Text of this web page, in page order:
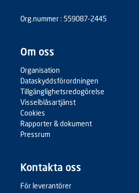
Org.nummer : 559087-2445
Om oss
Organisation
Dataskyddsförordningen
Tillgänglighetsredogörelse
Visselblåsartjänst
Cookies
Rapporter & dokument
Pressrum
Kontakta oss
För leverantörer